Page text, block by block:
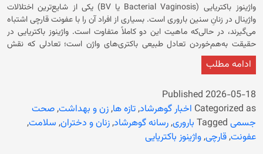
واژینوز باکتریایی (Bacterial Vaginosis یا BV) یکی از شایع‌ترین اختلالات
واژینال در زنانِ سنین باروری است. بسیاری از افراد آن را با عفونت قارچی اشتباه
می‌گیرند، در حالی‌که ماهیت این دو کاملاً متفاوت است. واژینوز باکتریایی در
حقیقت به‌هم‌خوردن تعادل طبیعی باکتری‌های واژن است؛ تعادلی که نقش
مهمی در سلامت عمومی و باروری زنان دارد. در این مقاله، به‌صورت علمی اما
ساده بررسی می‌کنیم که واژینوز باکتریایی چیست، چرا ایجاد می‌شود و چه
محیطی زنده و پویا دارد که توسط باکتری‌های مفید، به‌ویژه گونه‌های
لاکتوباسیلوس، محافظت می‌شود. این باکتری‌ها با تولید اسید لاکتیک، محیط
واژن را اسیدی نگه می‌دارند و مانع رشد میکروب‌های مضر می‌شوند. در واژینوز
باکتریایی، تعداد لاکتوباسیل‌ها کاهش می‌یابد و در مقابل، باکتری‌های بی‌هوازی
ادامه مطلب
Published 2026-05-18
Categorized as اخبار گوهرشاد,تازه ها,زن و بهداشت,صحت
جسمی Tagged باروری,رسانه گوهرشاد,زنان و دختران, سلامت,
عفونت,قارچی,واژینوز باکتریایی